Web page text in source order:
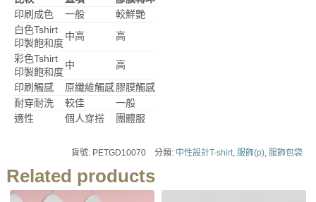
印刷成色
一般
較鮮艷
白色Tshirt
印製飽和度
中高
高
彩色Tshirt
印製飽和度
中
高
印刷觸感
原纖維觸感膠膜觸感
耐穿耐洗
較佳
一般
適性
個人穿搭 團體服
貨號: PETGD10070 分類: 中性設計T-shirt,服飾(p),服飾包袋
Related products